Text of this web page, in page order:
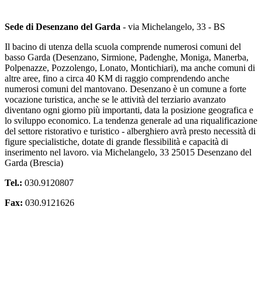
Sede di Desenzano del Garda - via Michelangelo, 33 - BS
Il bacino di utenza della scuola comprende numerosi comuni del
basso Garda (Desenzano, Sirmione, Padenghe, Moniga, Manerba,
Polpenazze, Pozzolengo, Lonato, Montichiari), ma anche comuni di
altre aree, fino a circa 40 KM di raggio comprendendo anche
numerosi comuni del mantovano. Desenzano è un comune a forte
vocazione turistica, anche se le attività del terziario avanzato
diventano ogni giorno più importanti, data la posizione geografica e
lo sviluppo economico. La tendenza generale ad una riqualificazione
del settore ristorativo e turistico - alberghiero avrà presto necessità di
figure specialistiche, dotate di grande flessibilità e capacità di
inserimento nel lavoro. via Michelangelo, 33 25015 Desenzano del
Garda (Brescia)
Tel.: 030.9120807
Fax: 030.9121626